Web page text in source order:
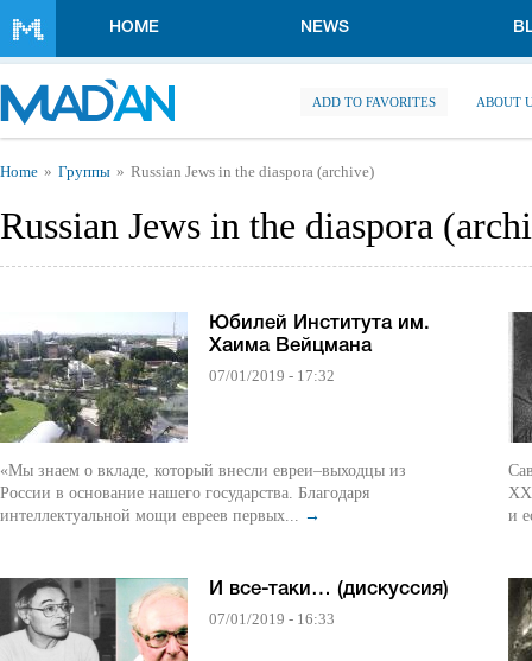
HOME NEWS
ADD TO FAVORITES ABOUT
You are here
Home Группы Russian Jews in the diaspora (archive)
Russian Jews in the diaspora
Юбилей Института им.
Хаима Вейцмана
07/01/2019 - 17:32
«Мы знаем о вкладе, который внесли евреи–выходцы из
России в основание нашего государства. Благодаря
интеллектуальной мощи евреев первых... →
И все-таки… (дискуссия)
07/01/2019 - 16:33
ХХ
и